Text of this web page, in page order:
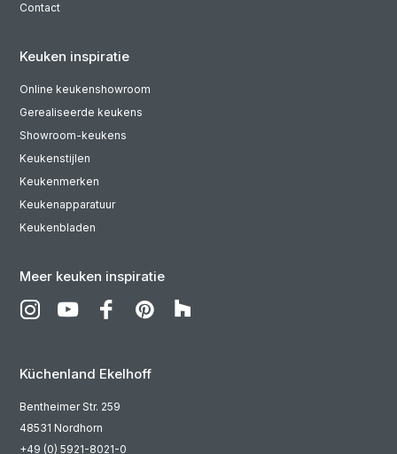
Contact
Keuken inspiratie
Online keukenshowroom
Gerealiseerde keukens
Showroom-keukens
Keukenstijlen
Keukenmerken
Keukenapparatuur
Keukenbladen
Meer keuken inspiratie
Küchenland Ekelhoff
Bentheimer Str. 259
48531 Nordhorn
+49 (0) 5921-8021-0